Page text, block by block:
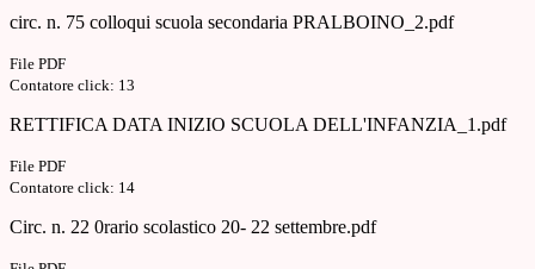
circ. n. 75 colloqui scuola secondaria PRALBOINO_2.pdf
File PDF
Contatore click: 13
RETTIFICA DATA INIZIO SCUOLA DELL'INFANZIA_1.pdf
File PDF
Contatore click: 14
Circ. n. 22 0rario scolastico 20- 22 settembre.pdf